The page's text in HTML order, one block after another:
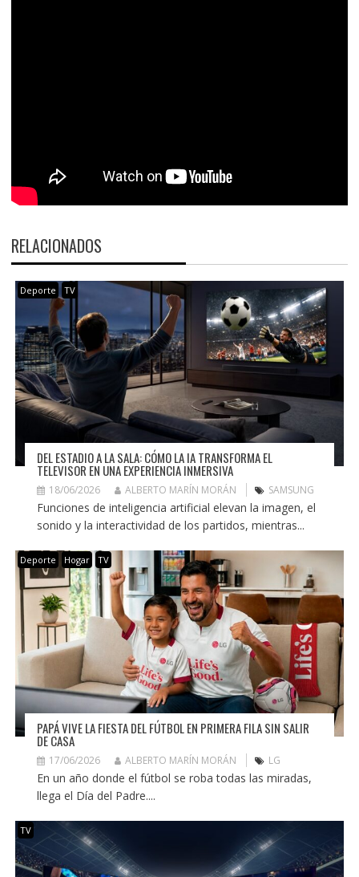
RELACIONADOS
Deporte TV
DEL ESTADIO A LA SALA: CÓMO LA IA TRANSFORMA EL
TELEVISOR EN UNA EXPERIENCIA INMERSIVA
18/06/2026 ALBERTO MARÍN MORÁN SAMSUNG
Funciones de inteligencia artificial elevan la imagen, el
sonido y la interactividad de los partidos, mientras...
Deporte Hogar TV
PAPÁ VIVE LA FIESTA DEL FÚTBOL EN PRIMERA FILA SIN SALIR
DE CASA
17/06/2026 ALBERTO MARÍN MORÁN LG
En un año donde el fútbol se roba todas las miradas,
llega el Día del Padre....
TV